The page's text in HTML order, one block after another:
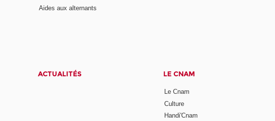
Aides aux alternants
ACTUALITÉS LE CNAM
Le Cnam
Culture
Handi'Cnam